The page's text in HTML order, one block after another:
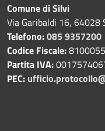
Comune di Silvi
Via Garibaldi 16, 64028
Telefono:085 9357200
Codice Fiscale:
Partita IVA:
PEC: